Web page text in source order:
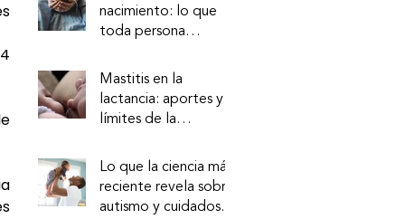
nacimiento: lo que
toda persona
todo profesional
debería garantizar)
Mastitis en la
lactancia: aportes y
límites de la
Lo que la ciencia más
reciente revela sobre
autismo y cuidados